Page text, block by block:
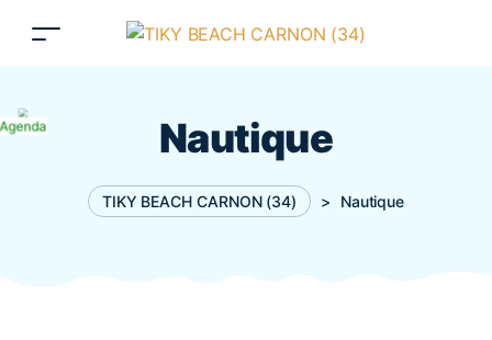
Nautique
TIKY BEACH CARNON (34) > Nautique
Agenda